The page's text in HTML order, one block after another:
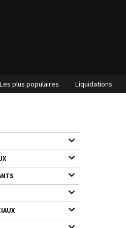
Les plus populaires Liquidations